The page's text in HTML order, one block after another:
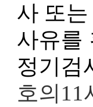
사 또
사유를
정기검
호의11